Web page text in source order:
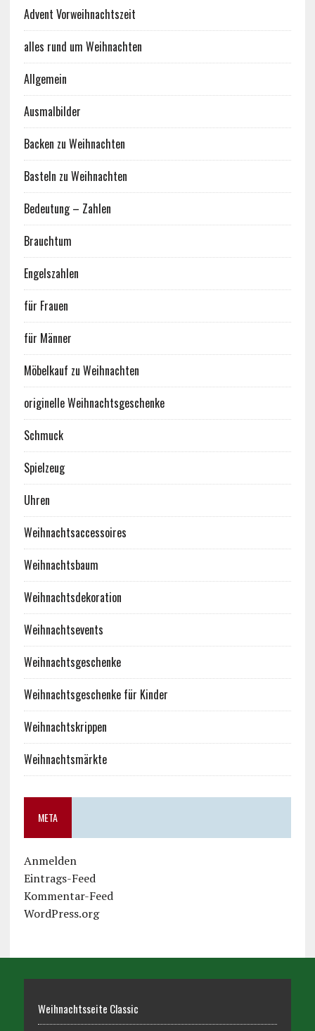
Advent Vorweihnachtszeit
alles rund um Weihnachten
Allgemein
Ausmalbilder
Backen zu Weihnachten
Basteln zu Weihnachten
Bedeutung – Zahlen
Brauchtum
Engelszahlen
für Frauen
für Männer
Möbelkauf zu Weihnachten
originelle Weihnachtsgeschenke
Schmuck
Spielzeug
Uhren
Weihnachtsaccessoires
Weihnachtsbaum
Weihnachtsdekoration
Weihnachtsevents
Weihnachtsgeschenke
Weihnachtsgeschenke für Kinder
Weihnachtskrippen
Weihnachtsmärkte
META
Anmelden
Eintrags-Feed
Kommentar-Feed
WordPress.org
Weihnachtsseite Classic